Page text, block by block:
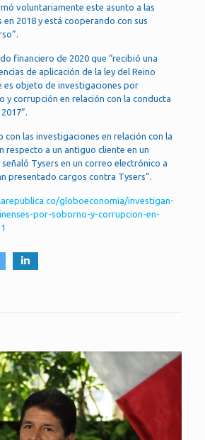
voluntariamente este asunto a las
2018 y está cooperando con sus
financiero de 2020 que “recibió una
de aplicación de la ley del Reino
es objeto de investigaciones por
y corrupción en relación con la conducta
con las investigaciones en relación con la
respecto a un antiguo cliente en un
Tysers en un correo electrónico a
presentado cargos contra Tysers”.
globoeconomia/investigan-
por-soborno-y-corrupcion-en-